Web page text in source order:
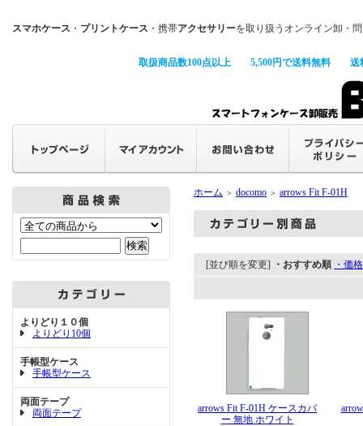
スマホケース ・ プリントケース ・携帯アクセサリーを取り扱うオンライン卸・
取扱商品数100点以上 5,500円で送料無料 送
よりどり１０個
よりどり10個
手帳型ケース
手帳型ケース
両面テープ
両面テープ
ホーム ＞ docomo ＞ arrows Fit F-01H
[並び順を変更] ・おすすめ順 ・価
arrows Fit F-01H ケースカバ
ー 無地 ホワイト